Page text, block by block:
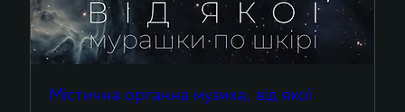
Містична органна музика, від якої